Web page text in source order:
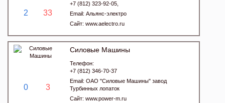
2 33
+7 (812) 323-92-05,
Email: Альянс-электро
Сайт: www.aelectro.ru
0 3
Силовые Машины
Телефон:
+7 (812) 346-70-37
Email: ОАО "Силовые Машины" завод
Турбинных лопаток
Сайт: www.power-m.ru